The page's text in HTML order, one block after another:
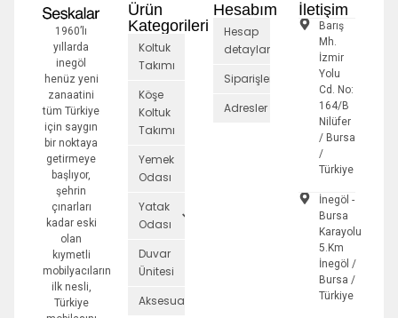
1960’lı
yıllarda
inegöl
henüz yeni
zanaatini
tüm Türkiye
için saygın
bir noktaya
getirmeye
başlıyor,
şehrin
çınarları
kadar eski
olan
kıymetli
mobilyacıların
ilk nesli,
Türkiye
Ürün
Kategorileri
Koltuk
Takımı
Köşe
Koltuk
Takımı
Yemek
Odası
Yatak
Odası
Duvar
Ünitesi
Aksesuarlar
Hesabım
Hesap
detayları
Siparişler
Adresler
İletişim
Barış
Mh.
İzmir
Yolu
Cd. No:
164/B
Nilüfer
/ Bursa
/
Türkiye
İnegöl -
Bursa
Karayolu
5.Km
İnegöl /
Bursa /
Türkiye